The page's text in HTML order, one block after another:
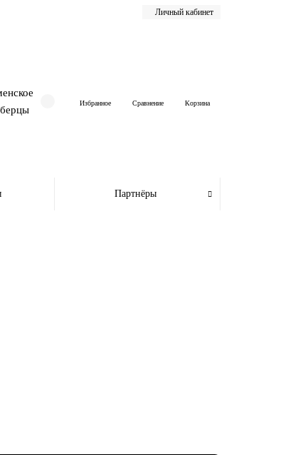
Личный кабинет
Избранное Сравнение Корзина
Партнёры